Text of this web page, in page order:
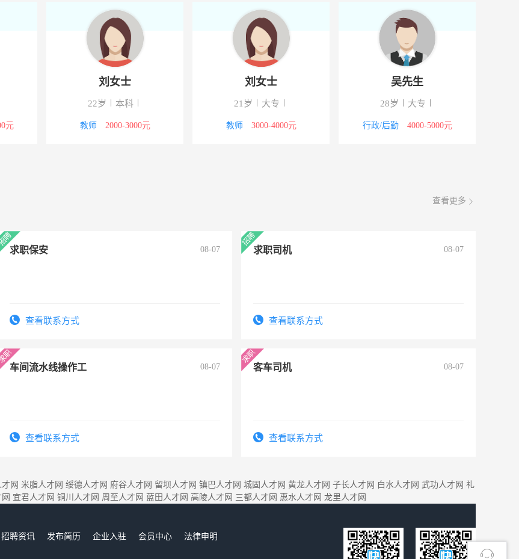
4000-5000元
22岁
教师 2000-3000元
21岁
教师 3000-4000元
28岁
行政/后勤 4000-5000元
查看更多
求职保安 08-07
查看联系方式
求职司机 08-07
查看联系方式
车间流水线操作工 08-07
查看联系方式
客车司机 08-07
查看联系方式
网 米脂人才网 绥德人才网 府谷人才网 留坝人才网 镇巴人才网 城固人才网 黄龙人才网 子长人才网 白水人才网 武功人才网 礼
宜君人才网 铜川人才网 周至人才网 蓝田人才网 高陵人才网 三都人才网 惠水人才网 龙里人才网
招聘资讯 发布简历 企业入驻 会员中心
法律申明